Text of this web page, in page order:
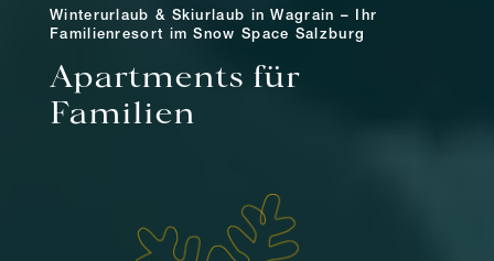
Winterurlaub & Skiurlaub in Wagrain – Ihr
Familienresort im Snow Space Salzburg
Apartments für
Familien